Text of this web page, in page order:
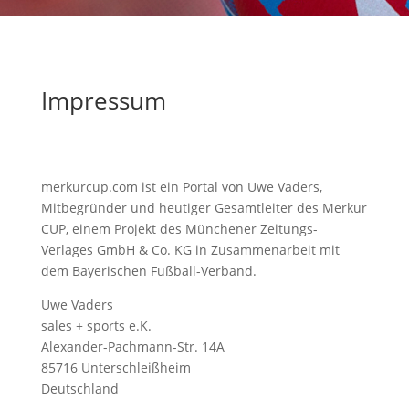
Impressum
merkurcup.com ist ein Portal von Uwe Vaders,
Mitbegründer und heutiger Gesamtleiter des Merkur
CUP, einem Projekt des Münchener Zeitungs-
Verlages GmbH & Co. KG in Zusammenarbeit mit
dem Bayerischen Fußball-Verband.
Uwe Vaders
sales + sports e.K.
Alexander-Pachmann-Str. 14A
85716 Unterschleißheim
Deutschland